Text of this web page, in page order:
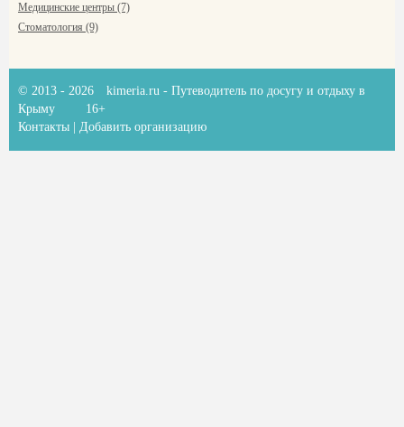
Медицинские центры (7)
Стоматология (9)
© 2013 - 2026 kimeria.ru - Путеводитель по досугу и отдыху в
Крыму
16+
Контакты
Добавить организацию